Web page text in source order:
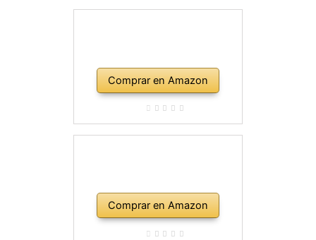
Comprar en Amazon
Comprar en Amazon